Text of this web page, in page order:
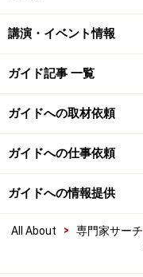
講演・イベント情報
ガイド記事 一覧
ガイドへの取材依頼
ガイドへの仕事依頼
ガイドへの情報提供
All About > 専門家サーチ